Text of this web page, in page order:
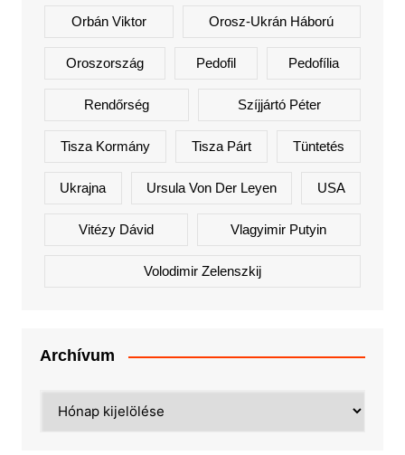
Orbán Viktor Orosz-Ukrán Háború
Oroszország Pedofil Pedofília
Rendőrség Szíjjártó Péter
Tisza Kormány Tisza Párt Tüntetés
Ukrajna Ursula Von Der Leyen USA
Vitézy Dávid Vlagyimir Putyin
Volodimir Zelenszkij
Archívum